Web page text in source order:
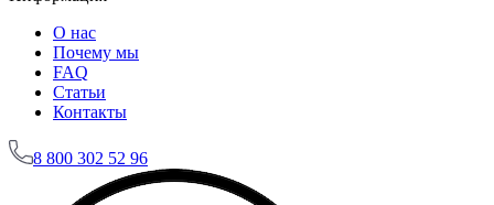
О нас
Почему мы
FAQ
Статьи
Контакты
8 800 302 52 96